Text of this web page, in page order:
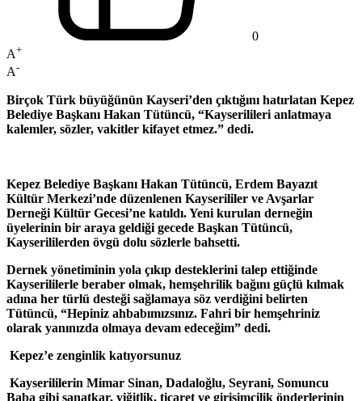
0
A+
A-
Birçok Türk büyüğünün Kayseri’den çıktığını hatırlatan Kepez
Belediye Başkanı Hakan Tütüncü, “Kayserilileri anlatmaya
kalemler, sözler, vakitler kifayet etmez.” dedi.
Kepez Belediye Başkanı Hakan Tütüncü, Erdem Bayazıt
Kültür Merkezi’nde düzenlenen Kayserililer ve Avşarlar
Derneği Kültür Gecesi’ne katıldı. Yeni kurulan derneğin
üyelerinin bir araya geldiği gecede Başkan Tütüncü,
Kayserililerden övgü dolu sözlerle bahsetti.
Dernek yönetiminin yola çıkıp desteklerini talep ettiğinde
Kayserililerle beraber olmak, hemşehrilik bağını güçlü kılmak
adına her türlü desteği sağlamaya söz verdiğini belirten
Tütüncü, “Hepiniz ahbabımızsınız. Fahri bir hemşehriniz
olarak yanınızda olmaya devam edeceğim” dedi.
Kepez’e zenginlik katıyorsunuz
Kayserililerin Mimar Sinan, Dadaloğlu, Seyrani, Somuncu
Baba gibi sanatkar, yiğitlik, ticaret ve girişimcilik önderlerinin